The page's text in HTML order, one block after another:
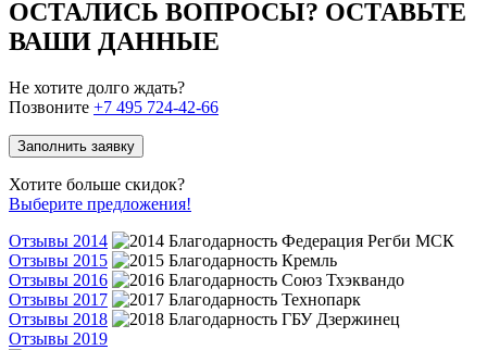
ОСТАЛИСЬ ВОПРОСЫ? ОСТАВЬТЕ
ВАШИ ДАННЫЕ
Не хотите долго ждать?
Позвоните +7 495 724-42-66
Заполнить заявку
Хотите больше скидок?
Выберите предложения!
Отзывы 2014
Отзывы 2015
Отзывы 2016
Отзывы 2017
Отзывы 2018
Отзывы 2019